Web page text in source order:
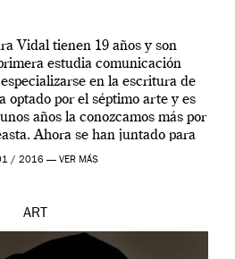
Vidal tienen 19 años y son
estudia comunicación
en la escritura de
optado por el séptimo arte y es
años la conozcamos más por
Ahora se han juntado para
una […]
/ 2016 — VER MÁS
ART